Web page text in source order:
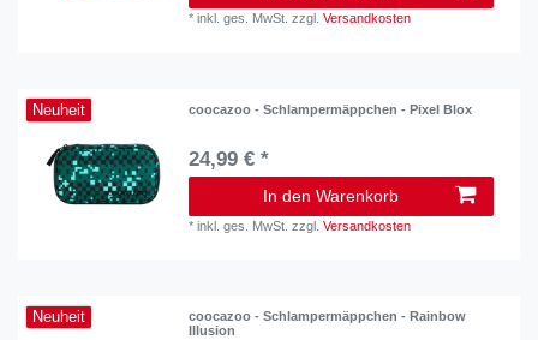
*inkl. ges. MwSt. zzgl.Versandkosten
Neuheit coocazoo - Schlampermäppchen - Pixel Blox
24,99 € *
In den Warenkorb
*inkl. ges. MwSt. zzgl.Versandkosten
Neuheit
coocazoo - Schlampermäppchen - Rainbow
Illusion